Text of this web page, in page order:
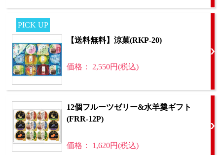
PICK UP
【送料無料】涼菓(RKP-20)
価格： 2,550円(税込)
12個フルーツゼリー&水羊羹ギフト
(FRR-12P)
価格： 1,620円(税込)